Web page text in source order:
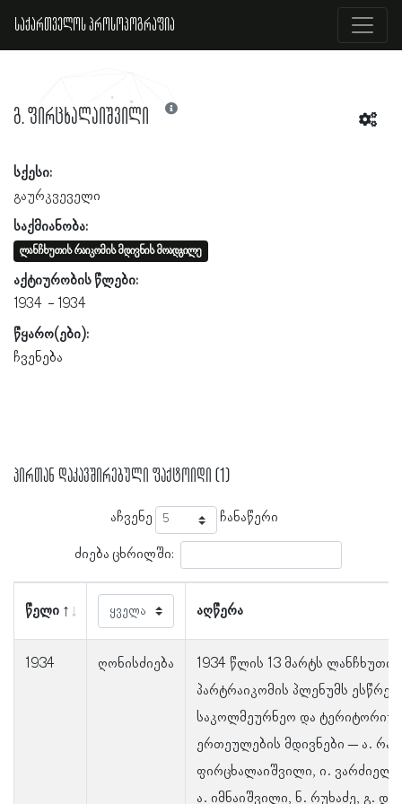
საქართველოს პროსოპოგრაფია
გ. ფირცხალაიშვილი
სქესი:
გაურკვეველი
საქმიანობა:
ლანჩხუთის რაიკომის მდივნის მოადგილე
აქტიურობის წლები:
1934
1934
წყარო(ები):
ჩვენება
პირთან დაკავშირებული ფაქტოიდი (1)
აჩვენე ჩანაწერი
ძიება ცხრილში:
წელი აღწერა
1934 ღონისძიება
1934 წლის 13 მარტს ლანჩხუთის
პარტრაიკომის პლენუმს
საკოლმეურნეო და
ერთეულების მდივნები – ა.
ფირცხალაიშვილი, ი.
ა. იმნაიშვილი, ნ. რუხაძე, გ.